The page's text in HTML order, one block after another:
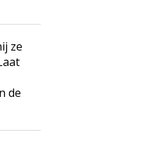
ze
de